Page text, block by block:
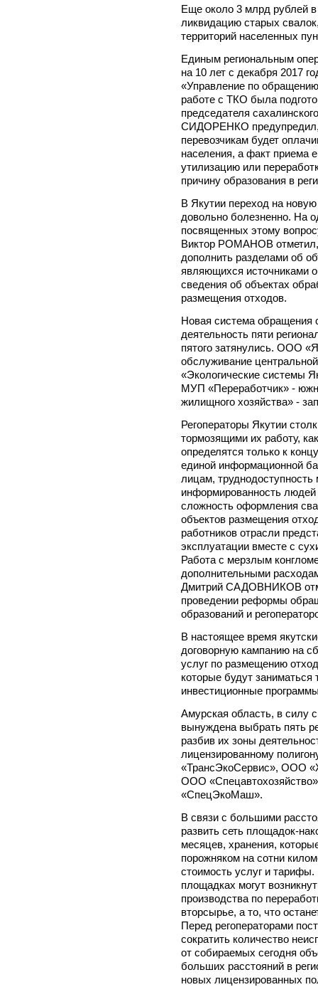
Еще около 3 млрд рублей в
ликвидацию старых
территорий населенных
Единым региональным
на 10 лет с декабря 2017
«Управление по
работе с ТКО была
председателя
СИДОРЕНКО предупредил,
перевозчикам будет
населения, а факт приема
утилизацию или
причину образования в
В Якутии переход на
довольно болезненно. На
посвященных этому
Виктор РОМАНОВ отметил,
дополнить разделами об
являющихся источниками
сведения об объектах
размещения отходов.
Новая система обращения
деятельность пяти
пятого затянулись. ООО
обслуживание
«Экологические системы
МУП «Переработчик» -
жилищного хозяйства» -
Регоператоры Якутии
тормозящими их работу,
определятся только к
единой информационной
лицам, труднодоступность
информированность
сложность оформления
объектов размещения
работников отрасли
эксплуатации вместе с
Работа с мерзлым
дополнительными
Дмитрий САДОВНИКОВ
проведении реформы
образований и
В настоящее время
договорную кампанию на
услуг по размещению
которые будут
инвестиционные
Амурская область, в силу
вынуждена выбрать пять
разбив их зоны
лицензированному
«ТрансЭкоСервис», ООО
ООО
«СпецЭкоМаш».
В связи с большими
развить сеть площадок-
месяцев, хранения,
порожняком на сотни
стоимость услуг и тарифы.
площадках могут
производства по
вторсырье, а то, что
Перед регоператорами
сократить количество
от собираемых сегодня
больших расстояний в
новых лицензированных